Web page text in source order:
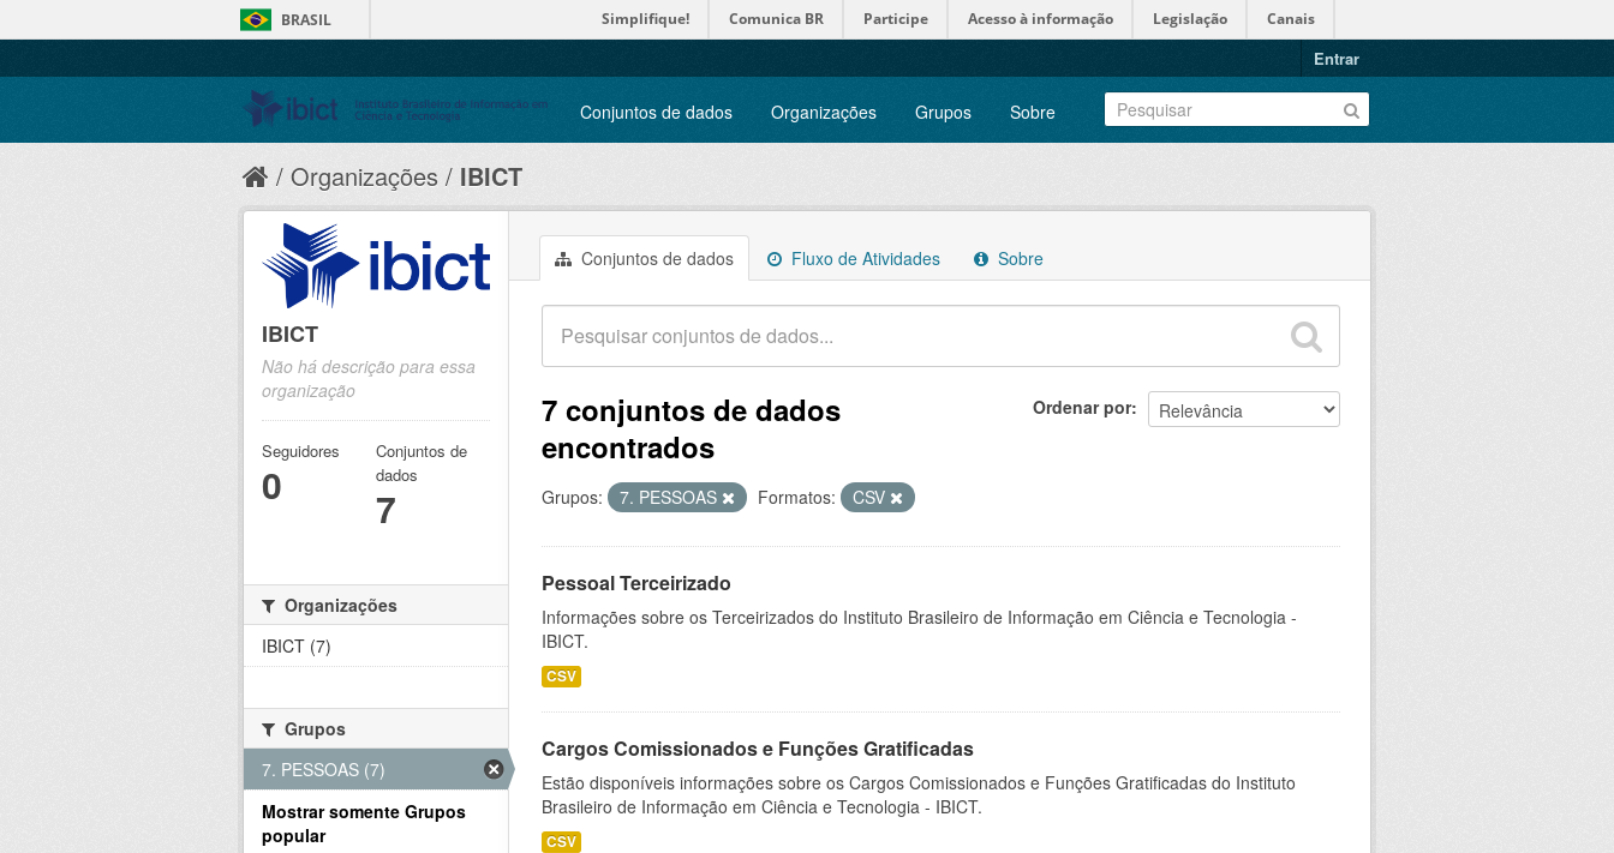
BRASIL Simplifique! Comunica BR Participe Acesso à informação Legislação Canais
Entrar
Conjuntos de dados Organizações Grupos Sobre
Organizações IBICT
Conjuntos de dados Fluxo de Atividades Sobre
Ordenar por
7 conjuntos de dados
encontrados
Grupos: 7. PESSOAS Formatos: CSV
Pessoal Terceirizado
Informações sobre os Terceirizados do Instituto Brasileiro de Informação em Ciência e Tecnologia -
IBICT.
CSV
Cargos Comissionados e Funções Gratificadas
Estão disponíveis informações sobre os Cargos Comissionados e Funções Gratificadas do Instituto
Brasileiro de Informação em Ciência e Tecnologia - IBICT.
CSV
IBICT
Não há descrição para essa
organização
Seguidores
0
Conjuntos de
dados
7
Organizações
IBICT (7)
Grupos
7. PESSOAS (7)
Mostrar somente Grupos
popular